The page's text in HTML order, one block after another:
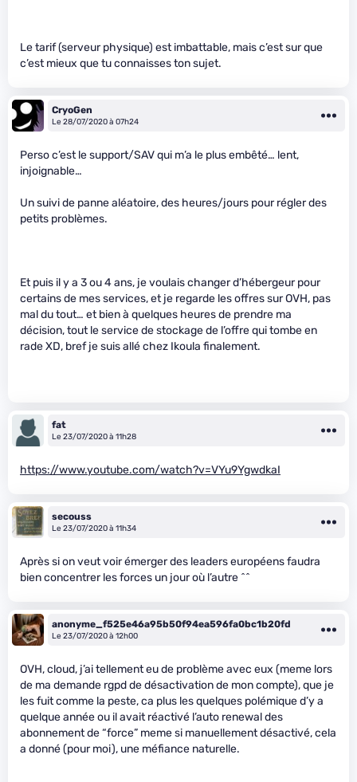
Le tarif (serveur physique) est imbattable, mais c’est sur que
c’est mieux que tu connaisses ton sujet.
CryoGen
Le 28/07/2020 à 07h24
Perso c’est le support/SAV qui m’a le plus embêté… lent,
injoignable…
Un suivi de panne aléatoire, des heures/jours pour régler des
petits problèmes.
Et puis il y a 3 ou 4 ans, je voulais changer d’hébergeur pour
certains de mes services, et je regarde les offres sur OVH, pas
mal du tout… et bien à quelques heures de prendre ma
décision, tout le service de stockage de l’offre qui tombe en
rade XD, bref je suis allé chez Ikoula finalement.
fat
Le 23/07/2020 à 11h28
https://www.youtube.com/watch?v=VYu9YgwdkaI
secouss
Le 23/07/2020 à 11h34
Après si on veut voir émerger des leaders européens faudra
bien concentrer les forces un jour où l’autre ^^
anonyme_f525e46a95b50f94ea596fa0bc1b20fd
Le 23/07/2020 à 12h00
OVH, cloud, j’ai tellement eu de problème avec eux (meme lors
de ma demande rgpd de désactivation de mon compte), que je
les fuit comme la peste, ca plus les quelques polémique d’y a
quelque année ou il avait réactivé l’auto renewal des
abonnement de “force” meme si manuellement désactivé, cela
a donné (pour moi), une méfiance naturelle.